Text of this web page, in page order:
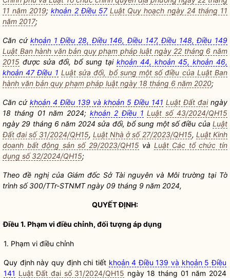
11 năm 2019;khoản 2 Điều 57 Luật Quy hoạch ngày 24 tháng 11
năm 2017;
Căn cứkhoản 1 Điều 28, Điều 146, Điều 147, Điều 148, Điều 149
Luật Ban hành văn bản quy phạm pháp luật ngày 22 tháng 6 năm
2015 được sửa đổi, bổ sung tại khoản 44, khoản 45, khoản 46,
khoản 47 Điều 1 Luật sửa đổi, bổ sung một số điều của Luật Ban
hành văn bản quy phạm pháp luật ngày 18 tháng 6 năm 2020;
Căn cứ khoản 4 Điều 139 và khoản 5 Điều 141 Luật Đất đaingày
18 tháng 01 năm 2024;khoản 2 Điều 1 Luật số 43/2024/QH15
ngày 29 tháng 6 năm 2024 sửa đổi, bổ sung một số điều của Luật
Đất đai số 31/2024/QH15, Luật Nhà ở số 27/2023/QH15, Luật Kinh
doanh bất động sản số 29/2023/QH15 và Luật Các tổ chức tín
dụng số 32/2024/QH15;
Theo đề nghị của Giám đốc Sở Tài nguyên và Môi trường tại Tờ
trình số 300/TTr-STNMT ngày 09 tháng 9 năm 2024,
QUYẾT ĐỊNH:
Điều 1. Phạm vi điều chỉnh, đối tượng áp dụng
1. Phạm vi điều chỉnh
Quy định này quy định chi tiết khoản 4 Điều 139 và khoản 5 Điều
141 Luật Đất đai số 31/2024/QH15 ngày 18 tháng 01 năm 2024